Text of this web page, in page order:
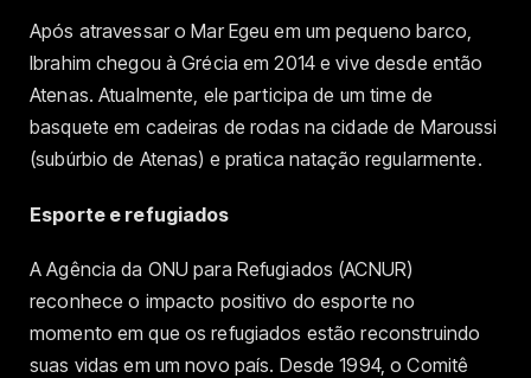
Após atravessar o Mar Egeu em um pequeno barco,
Ibrahim chegou à Grécia em 2014 e vive desde então
Atenas. Atualmente, ele participa de um time de
basquete em cadeiras de rodas na cidade de Maroussi
(subúrbio de Atenas) e pratica natação regularmente.
Esporte e refugiados
A Agência da ONU para Refugiados (ACNUR)
reconhece o impacto positivo do esporte no
momento em que os refugiados estão reconstruindo
suas vidas em um novo país. Desde 1994, o Comitê